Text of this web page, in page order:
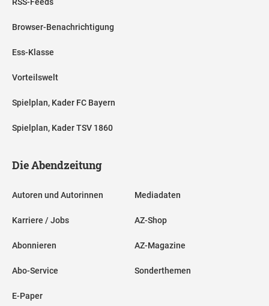
Browser-Benachrichtigung
Ess-Klasse
Vorteilswelt
Spielplan, Kader FC Bayern
Spielplan, Kader TSV 1860
Die Abendzeitung
Autoren und Autorinnen
Karriere / Jobs
Abonnieren
Abo-Service
E-Paper
Mediadaten
AZ-Shop
AZ-Magazine
Sonderthemen